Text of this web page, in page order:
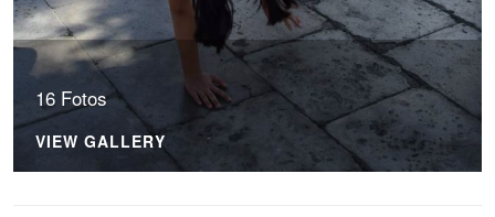
16 Fotos
VIEW GALLERY